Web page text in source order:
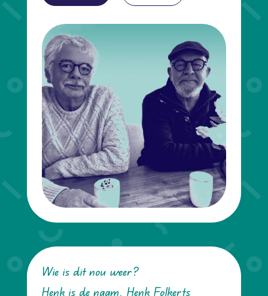
Wie is dit nou weer?
Henk is de naam, Henk Folkerts